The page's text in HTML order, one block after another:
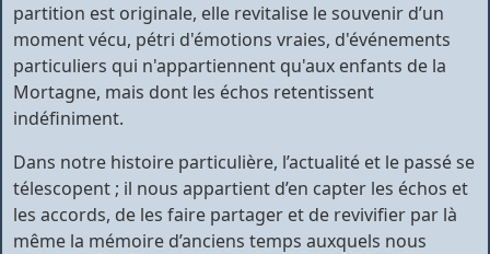
partition est originale, elle revitalise le souvenir d’un
moment vécu, pétri d'émotions vraies, d'événements
particuliers qui n'appartiennent qu'aux enfants de la
Mortagne, mais dont les échos retentissent
indéfiniment.
Dans notre histoire particulière, l’actualité et le passé se
télescopent ; il nous appartient d’en capter les échos et
les accords, de les faire partager et de revivifier par là
même la mémoire d’anciens temps auxquels nous